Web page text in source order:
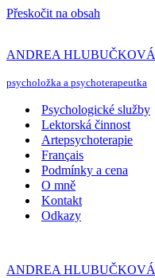
Přeskočit na obsah
ANDREA HLUBUČKOVÁ
psycholožka a psychoterapeutka
Psychologické služby
Lektorská činnost
Artepsychoterapie
Français
Podmínky a cena
O mně
Kontakt
Odkazy
ANDREA HLUBUČKOVÁ